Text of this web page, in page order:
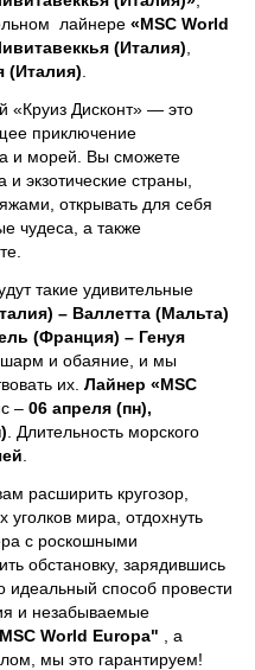
лайнере «MSC World
(Италия)
(Италия)
«Круиз Дисконт» — это
приключение
и морей. Вы сможете
экзотические страны,
открывать для себя
чудеса, а также
такие удивительные
– Валлетта (Мальта)
(Франция) – Генуя
шарм и обаяние, и мы
их. Лайнер «MSC
– 06 апреля (пн),
. Длительность морского
расширить кругозор,
уголков мира, отдохнуть
с роскошными
обстановку, зарядившись
идеальный способ провести
и незабываемые
World Europa"
, a
мы это гарантируем!